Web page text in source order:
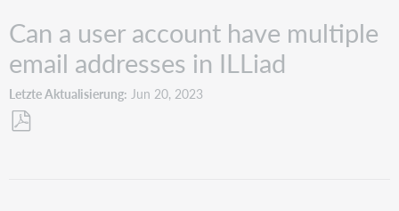
Can a user account have multiple
email addresses in ILLiad
Letzte Aktualisierung Jun 20, 2023